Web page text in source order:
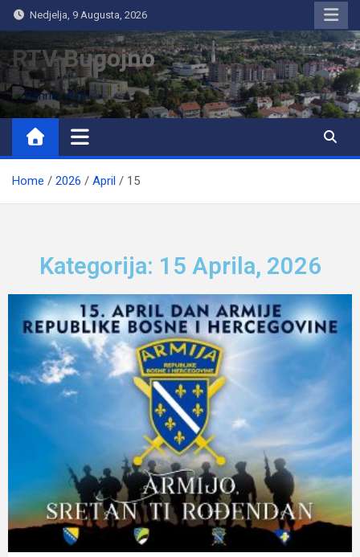
Nedjelja, 9 Augusta, 2026
RTV Bugojno
Home 2026 April 15
Kategorija: 15 Aprila, 2026